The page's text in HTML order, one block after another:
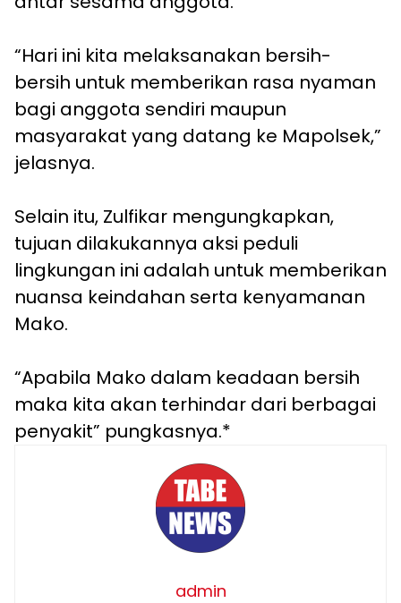
“Hari ini kita melaksanakan bersih-
bersih untuk memberikan rasa nyaman
bagi anggota sendiri maupun
masyarakat yang datang ke Mapolsek,”
jelasnya.
Selain itu, Zulfikar mengungkapkan,
tujuan dilakukannya aksi peduli
lingkungan ini adalah untuk memberikan
nuansa keindahan serta kenyamanan
Mako.
“Apabila Mako dalam keadaan bersih
maka kita akan terhindar dari berbagai
penyakit” pungkasnya.*
admin